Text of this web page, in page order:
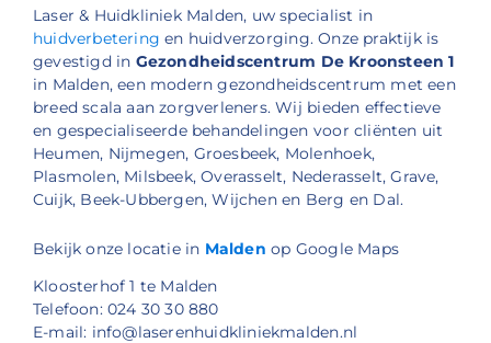
Laser & Huidkliniek Malden, uw specialist in
huidverbetering en huidverzorging. Onze praktijk is
gevestigd in Gezondheidscentrum De Kroonsteen 1
in Malden, een modern gezondheidscentrum met een
breed scala aan zorgverleners. Wij bieden effectieve
en gespecialiseerde behandelingen voor cliënten uit
Heumen, Nijmegen, Groesbeek, Molenhoek,
Plasmolen, Milsbeek, Overasselt, Nederasselt, Grave,
Cuijk, Beek-Ubbergen, Wijchen en Berg en Dal.
Bekijk onze locatie in Malden op Google Maps
Kloosterhof 1 te Malden
Telefoon: 024 30 30 880
E-mail: info@laserenhuidkliniekmalden.nl